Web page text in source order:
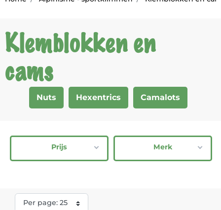
Klemblokken en
cams
Nuts Hexentrics Camalots
Prijs Merk